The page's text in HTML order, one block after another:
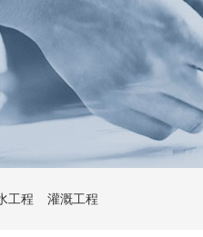
工程 灌溉工程